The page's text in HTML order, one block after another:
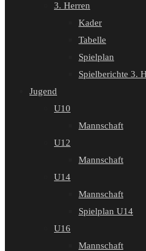
3. Herren
Kader
Tabelle
Spielplan
Spielberichte 3.
Jugend
U10
Mannschaft
U12
Mannschaft
U14
Mannschaft
Spielplan U14
U16
Mannschaft